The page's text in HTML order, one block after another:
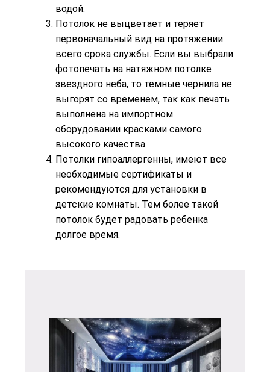
водой.
Потолок не выцветает и теряет
первоначальный вид на протяжении
всего срока службы. Если вы выбрали
фотопечать на натяжном потолке
звездного неба, то темные чернила не
выгорят со временем, так как печать
выполнена на импортном
оборудовании красками самого
высокого качества.
Потолки гипоаллергенны, имеют все
необходимые сертификаты и
рекомендуются для установки в
детские комнаты. Тем более такой
потолок будет радовать ребенка
долгое время.